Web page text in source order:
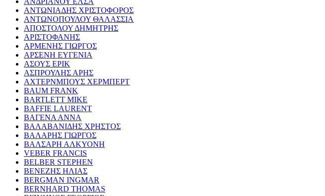
ΑΝΤΩΝΙΑΔΗΣ ΧΡΙΣΤΟΦΟΡΟΣ
ΑΝΤΩΝΟΠΟΥΛΟΥ ΘΑΛΑΣΣΙΑ
ΑΠΟΣΤΟΛΟΥ ΔΗΜΗΤΡΗΣ
ΑΡΙΣΤΟΦΑΝΗΣ
ΑΡΜΕΝΗΣ ΓΙΩΡΓΟΣ
ΑΡΣΕΝΗ ΕΥΓΕΝΙΑ
ΑΣΟΥΣ ΕΡΙΚ
ΑΣΠΡΟΥΛΗΣ ΑΡΗΣ
ΑΧΤΕΡΝΜΠΟΥΣ ΧΕΡΜΠΕΡΤ
BAUM FRANK
BARTLETT MIKE
BAFFIE LAURENT
ΒΑΓΕΝΑ ΑΝΝΑ
ΒΑΛΑΒΑΝΙΔΗΣ ΧΡΗΣΤΟΣ
ΒΑΛΑΡΗΣ ΓΙΩΡΓΟΣ
ΒΑΛΣΑΡΗ ΑΛΚΥΟΝΗ
VEBER FRANCIS
BELBER STEPHEN
ΒΕΝΕΖΗΣ ΗΛΙΑΣ
BERGMAN INGMAR
BERNHARD THOMAS